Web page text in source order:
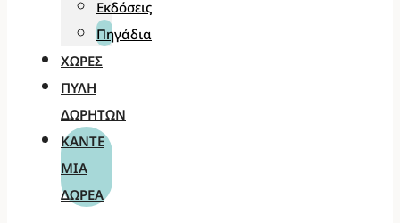
Εκδόσεις
Πηγάδια
ΧΏΡΕΣ
ΠΎΛΗ
ΔΩΡΗΤΏΝ
ΚΆΝΤΕ
ΜΊΑ
ΔΩΡΕΆ